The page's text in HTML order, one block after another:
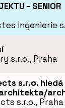
- SENIOR
Ingenierie
s.r.o., Praha
s.r.o. hledá
s.r.o., Praha